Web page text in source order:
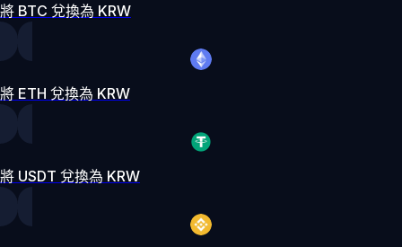
將 BTC 兌換為 KRW
將 ETH 兌換為 KRW
將 USDT 兌換為 KRW